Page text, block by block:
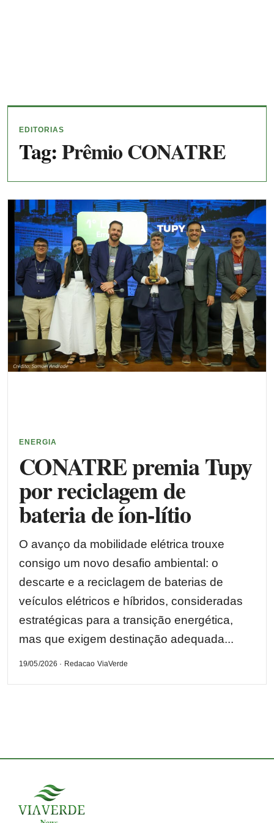
EDITORIAS
Tag:Prêmio CONATRE
ENERGIA
CONATRE premia Tupy
por reciclagem de
bateria de íon-lítio
O avanço da mobilidade elétrica trouxe
consigo um novo desafio ambiental: o
descarte e a reciclagem de baterias de
veículos elétricos e híbridos, consideradas
estratégicas para a transição energética,
mas que exigem destinação adequada...
19/05/2026 · Redacao ViaVerde